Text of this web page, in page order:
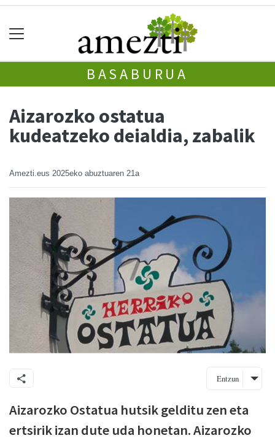
BASABURUA
Aizarozko ostatua
kudeatzeko deialdia, zabalik
Amezti.eus 2025eko abuztuaren 21a
Entzun
Aizarozko Ostatua hutsik gelditu zen eta
ertsirik izan dute uda honetan. Aizarozko